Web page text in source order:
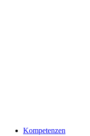
Kompetenzen